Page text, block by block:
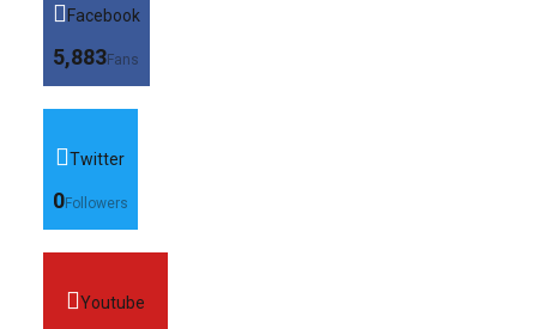
Facebook
5,883Fans
Twitter
0Followers
Youtube